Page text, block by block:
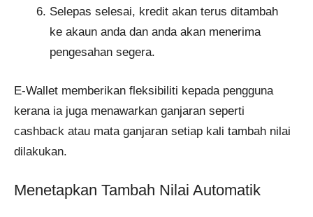
Selepas selesai, kredit akan terus ditambah
ke akaun anda dan anda akan menerima
pengesahan segera.
E-Wallet memberikan fleksibiliti kepada pengguna
kerana ia juga menawarkan ganjaran seperti
cashback atau mata ganjaran setiap kali tambah nilai
dilakukan.
Menetapkan Tambah Nilai Automatik